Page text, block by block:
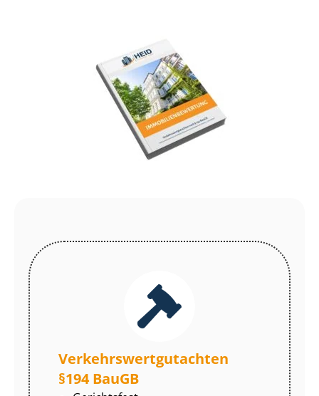
Ver­kehrs­wert­gut­ach­ten
§194 BauGB